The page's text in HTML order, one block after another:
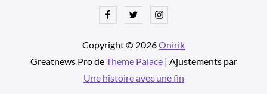
FacebookTwitterInstagram
Copyright © 2026Onirik
Greatnews Pro deTheme Palace| Ajustements par
Une histoire avec une fin